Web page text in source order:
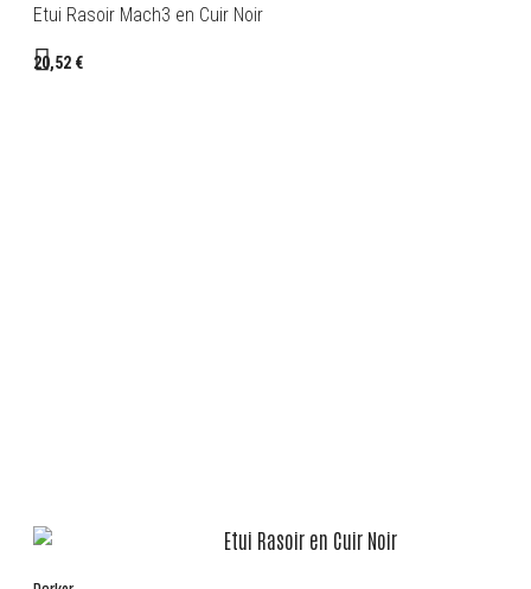
Etui Rasoir Mach3 en Cuir Noir
20,52 €